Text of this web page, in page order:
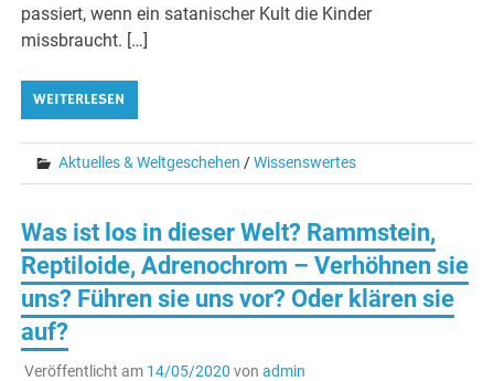
passiert, wenn ein satanischer Kult die Kinder
missbraucht. […]
WEITERLESEN
Aktuelles & Weltgeschehen /Wissenswertes
Was ist los in dieser Welt? Rammstein,
Reptiloide, Adrenochrom – Verhöhnen sie
uns? Führen sie uns vor? Oder klären sie
auf?
Veröffentlicht am 14/05/2020 von admin